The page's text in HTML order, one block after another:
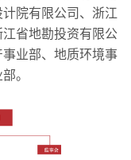
院有限公司、浙江
省地勘投资有限公
业部、地质环境事
。